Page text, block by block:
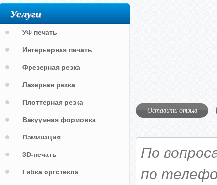
Оставить отзыв
По
по
Услуги
УФ печать
Интерьерная печать
Фрезерная резка
Лазерная резка
Плоттерная резка
Вакуумная формовка
Ламинация
3D-печать
Гибка оргстекла